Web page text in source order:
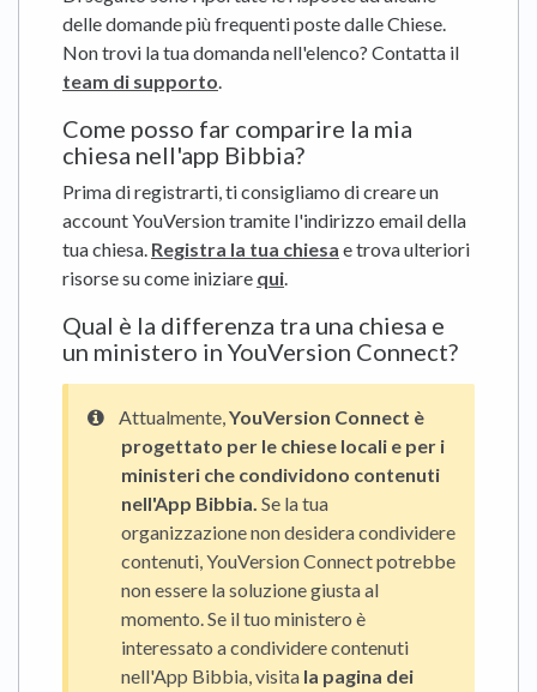
delle domande più frequenti poste dalle Chiese.
Non trovi la tua domanda nell'elenco? Contatta il
team di supporto.
Come posso far comparire la mia
chiesa nell'app Bibbia?
Prima di registrarti, ti consigliamo di creare un
account YouVersion tramite l'indirizzo email della
tua chiesa. Registra la tua chiesa e trova ulteriori
risorse su come iniziare qui.
Qual è la differenza tra una chiesa e
un ministero in YouVersion Connect?
Attualmente,YouVersion Connect è
progettato per le chiese locali e per i
ministeri che condividono contenuti
nell'App Bibbia. Se la tua
organizzazione non desidera condividere
contenuti, YouVersion Connect potrebbe
non essere la soluzione giusta al
momento. Se il tuo ministero è
interessato a condividere contenuti
nell'App Bibbia, visita la pagina dei